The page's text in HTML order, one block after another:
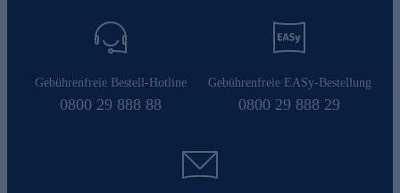
Gebührenfreie Bestell-Hotline
0800 29 888 88
Gebührenfreie EASy-Bestellung
0800 29 888 29